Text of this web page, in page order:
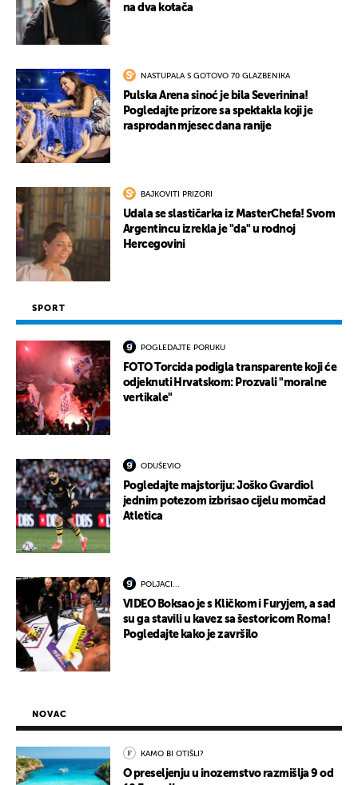
na dva kotača
NASTUPALA S GOTOVO 70 GLAZBENIKA
Pulska Arena sinoć je bila Severinina!
Pogledajte prizore sa spektakla koji je
rasprodan mjesec dana ranije
BAJKOVITI PRIZORI
Udala se slastičarka iz MasterChefa! Svom
Argentincu izrekla je "da" u rodnoj
Hercegovini
SPORT
POGLEDAJTE PORUKU
FOTO Torcida podigla transparente koji će
odjeknuti Hrvatskom: Prozvali "moralne
vertikale"
ODUŠEVIO
Pogledajte majstoriju: Joško Gvardiol
jednim potezom izbrisao cijelu momčad
Atletica
POLJACI...
VIDEO Boksao je s Kličkom i Furyjem, a sad
su ga stavili u kavez sa šestoricom Roma!
Pogledajte kako je završilo
NOVAC
KAMO BI OTIŠLI?
O preseljenju u inozemstvo razmišlja 9 od